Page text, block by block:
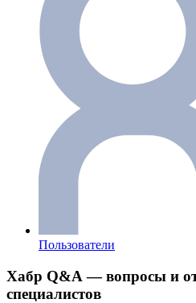
Пользователи
Хабр Q&A — вопросы и
специалистов